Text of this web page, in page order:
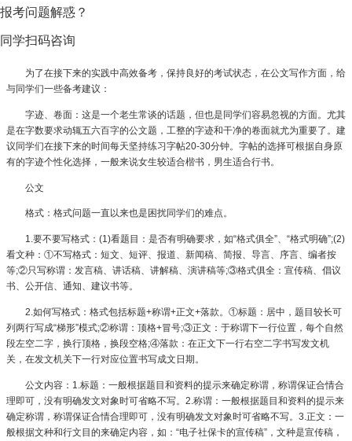
报考问题解惑？
同学扫码咨询
为了在接下来的实践中高效备考，保持良好的考试状态，在公文写作方面，给
与同学们一些备考建议：
字迹、卷面：这是一个老生常谈的话题，但也是同学们容易忽视的方面。尤其
是在字数要求动辄五六百字的公文题，工整的字迹和干净的卷面就尤为重要了。建
议同学们在接下来的时间每天坚持练习字帖20-30分钟。字帖的选择可根据自身原
有的字迹个性化选择，一般来说女生较适合楷书，男生适合行书。
公文
格式：格式问题一直以来也是困扰同学们的难点。
1.要不要写格式：(1)看题目：是否有明确要求，如“格式俱全”、“格式明确”;(2)
看文种：①不写格式：短文、短评、报道、新闻稿、简报、导言、序言、编者按
等;②只写称谓：发言稿、讲话稿、讲解稿、演讲稿等;③格式俱全：宣传稿、倡议
书、公开信、通知、建议书等。
2.如何写格式：格式包括标题+称谓+正文+落款。①标题：居中，题目较长可
列两行写成“梯形”模式;②称谓：顶格+冒号;③正文：于称谓下一行位置，每个自然
段左空二字，换行顶格，换段空格;④落款：在正文下一行右空二字书写发文机
关，在发文机关下一行对应位置书写成文日期。
公文内容：1.标题：一般根据题目和资料的提示来确定称谓，称谓保证合情合
理即可，没有明确发文对象时可省略不写。2.称谓：一般根据题目和资料的提示来
确定称谓，称谓保证合情合理即可，没有明确发文对象时可省略不写。3.正文：一
般根据文种和行文目的来确定内容，如：“电子社保卡的宣传稿”，文种是宣传稿，